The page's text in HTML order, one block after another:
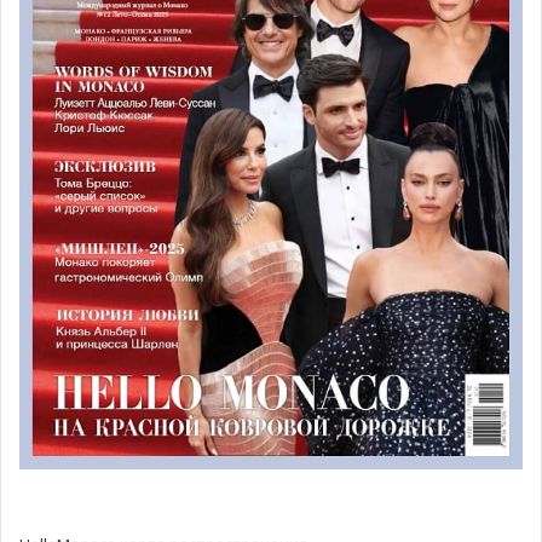
FrancisofDelirium
20 марта в 20:30 музыкальная Live Session с Франциском
из Delirium пройдет на сцене Гримальди Форума.
Франциск Делириум — псевдоним 22-летней Яны
Бахрич, проживающей в Люксембурге. Молодая
артистка уже выпустила три мини-альбома, получивших
признание критиков AllChange, Wading и The Funhouse и
номинацию на престижную европейскую премию Music
MovesEurope Awards, трансляция на BBC, гастроли в
Великобритании и США.
Яна Бахрич, гитаристка и певица, и Крис Хьюитт, родом